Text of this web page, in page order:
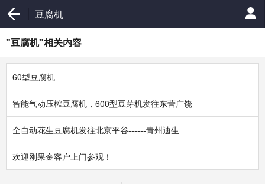
豆腐机
"豆腐机"相关内容
60型豆腐机
智能气动压榨豆腐机，600型豆芽机发往东营广饶
全自动花生豆腐机发往北京平谷------青州迪生
欢迎刚果金客户上门参观！